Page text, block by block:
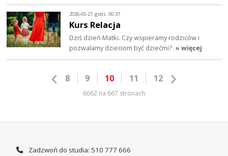
2026-05-27, godz. 00:37
Kurs Relacja
Dziś dzień Matki. Czy wspieramy rodziców i
pozwalamy dzieciom być dziećmi? » więcej
8 9 10 11 12
6662 na 667 stronach
Zadzwoń do studia: 510 777 666